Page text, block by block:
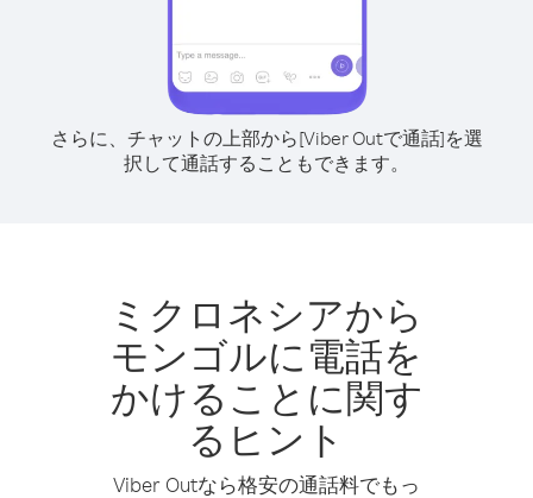
さらに、チャットの上部から[Viber Outで通話]を選
択して通話することもできます。
ミクロネシアから
モンゴルに電話を
かけることに関す
るヒント
Viber Outなら格安の通話料でもっ